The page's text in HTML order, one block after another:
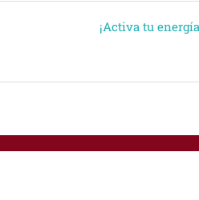
¡Activa tu